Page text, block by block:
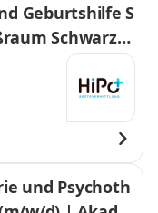
Geburtshilfe S
Schwarzw
und Psychoth